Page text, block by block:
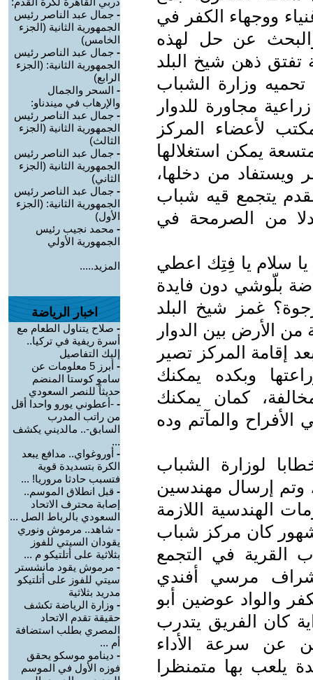
ووجهاء الكفر في
والبحث عن حل لهذه
تفتق ذهن شيخ البلد
وزارة الشباب
مجاورة للدوار
لأعضاء المركز
يمكن استغلالها
ويستفاد من دخلها،
يتجمع قيه شباب
من الصرمحة في
يا سلام يا فِتِك اعطي
بلّوشي دون فايدة
غمز شيخ البلد
من الأرض بين الدوار
إقامة المركز تصير
وبكده يمكنك
كمان يمكنك
الأفراح والمآتم وده
لوزارة الشباب
وتم إرسال مهندسين
الهندسية اللازمة
كان مركز شباب
القرية في التجمع
مرسي أفندي
والواد عوضين أبو
كان الفريق يتدرب
عن سرعة الأداء
يلعب بها متمنظرا
- جمال عبد الناصر رئيس
الجمهورية الثانية (الجزء
الخامس)
- جمال عبد الناصر رئيس
الجمهورية الثانية: (الجزء
الرابع)
- السحر والجمال
والإرهاب في ميندناو:
- جمال عبد الناصر رئيس
الجمهورية الثانية (الجزء
الثالث)
- جمال عبد الناصر رئيس
الجمهورية الثانية (الجزء
الثاني)
- جمال عبد الناصر رئيس
الجمهورية الثانية: (الجزء
الأول)
- محمد نجيب رئيس
الجمهورية الأولي
المزيد.....
اخبار الرياضة
- صلاح يتناول الطعام مع
أسرة ريفية في تركيا..
إليك التفاصيل
-
أبرز 5 معلومات عن
سامو كوستا المنضم
حديثاً للنصر السعودي
- -أعطوني يورو واحدا أقل
من راتب المدرب
السابق-.. مالديني يكشف
...
- أوروغواي.. مدافع يبعد
الكرة بتسديدة قوية
فتسبب حادثا مروريا! ...
- قبل انطلاق الموسم..
إصابة محترف الاتحاد
السعودي بالرباط الصل ...
- شاهد.. مرموش ونوري
يقودان السيتي للفوز
بثلاثية على أتلتيكو م ...
- مرموش يقود مانشستر
سيتي للفوز على أتلتيكو
مدريد بثلاثية
- وزارة الرياضة تكشف
حقيقة تقدم الاتحاد
المصري بطلب استضافة
أم ...
- دينامو موسكو يحقق
فوزه الأول في الموسم